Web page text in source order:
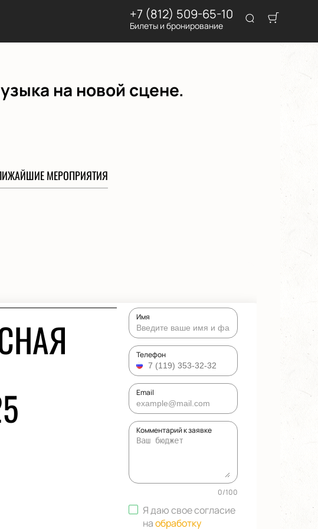
+7 (812) 509-65-10
Билеты и бронирование
на новой сцене.
МЕРОПРИЯТИЯ
Имя
Телефон
Email
Комментарий к заявке
0/100
Я даю свое согласие
наобработку